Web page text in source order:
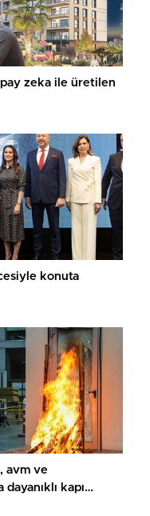
zeka ile üretilen
konuta
avm ve
kapı